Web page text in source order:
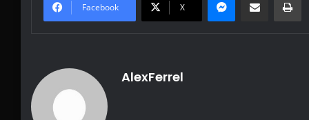
Facebook X
AlexFerrel